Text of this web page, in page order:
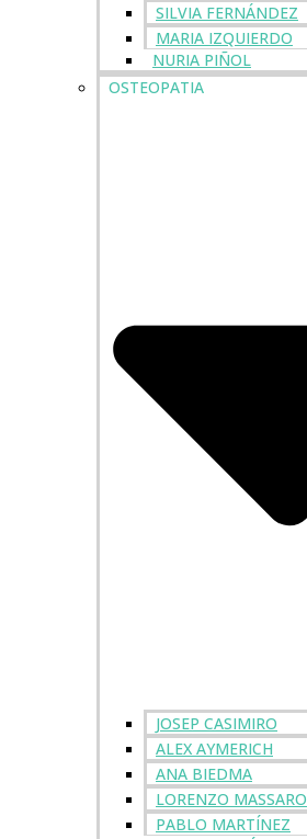
SILVIA FERNÁNDEZ
MARIA IZQUIERDO
NURIA PIÑOL
OSTEOPATIA
JOSEP CASIMIRO
ALEX AYMERICH
ANA BIEDMA
LORENZO MASSARO
PABLO MARTÍNEZ